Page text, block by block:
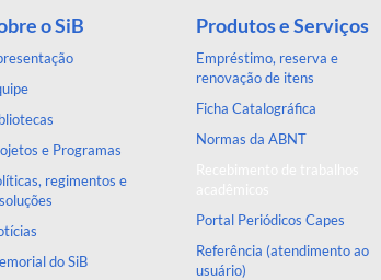
o SiB
e Programas
regimentos e
do SiB
Produtos e Serviços
Empréstimo, reserva e
renovação de itens
Ficha Catalográfica
Normas da ABNT
Portal Periódicos Capes
Referência (atendimento ao
usuário)